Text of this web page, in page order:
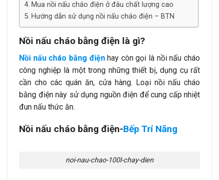
Mua nồi nấu cháo điện ở đâu chất lượng cao
Hướng dẫn sử dụng nồi nấu cháo điện – BTN
Nồi nấu cháo bằng điện là gì?
Nồi nấu cháo bằng điệnhay còn gọi là nồi nấu cháo
công nghiệp là một trong những thiết bị, dụng cụ rất
cần cho các quán ăn, cửa hàng. Loại nồi nấu cháo
bằng điện này sử dụng nguồn điện để cung cấp nhiệt
đun nấu thức ăn.
Nồi nấu cháo bằng điện-Bếp Trí Năng
noi-nau-chao-100l-chay-dien